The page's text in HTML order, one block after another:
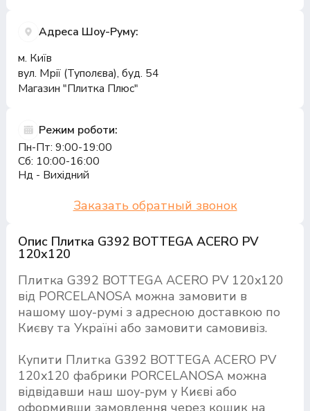
Опис Плитка G392 BOTTEGA ACERO PV
120x120
Плитка G392 BOTTEGA ACERO PV 120x120
від PORCELANOSA можна замовити в
нашому шоу-румі з адресною доставкою по
Києву та Україні або замовити самовивіз.
Купити Плитка G392 BOTTEGA ACERO PV
120x120 фабрики PORCELANOSA можна
відвідавши наш шоу-рум у Києві або
оформивши замовлення через кошик на
Адреса Шоу-Руму:
м. Київ
вул. Мрії (Туполєва), буд. 54
Магазин "Плитка Плюс"
Режим роботи:
Пн-Пт: 9:00-19:00
Сб: 10:00-16:00
Нд - Вихідний
Заказать обратный звонок